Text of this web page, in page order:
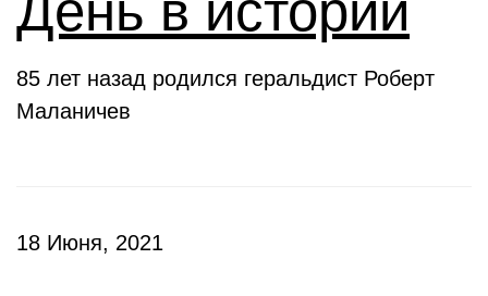
85 лет назад родился геральдист Роберт
Маланичев
18 Июня, 2021